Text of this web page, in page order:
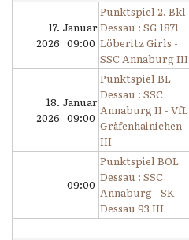
17. Januar
2026 09:00
Punktspiel 2. Bkl
Dessau : SG 1871
Löberitz Girls -
SSC Annaburg III
18. Januar
2026 09:00
Punktspiel BL
Dessau : SSC
Annaburg II - VfL
Gräfenhainichen
III
09:00
Punktspiel BOL
Dessau : SSC
Annaburg - SK
Dessau 93 III